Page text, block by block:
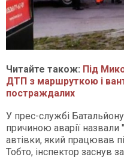
Читайте також: Під
ДТП з маршруткою і
постраждалих
У прес-службі Батальйону
причиною аварії назвали
автівки, який працював
Тобто, інспектор заснув